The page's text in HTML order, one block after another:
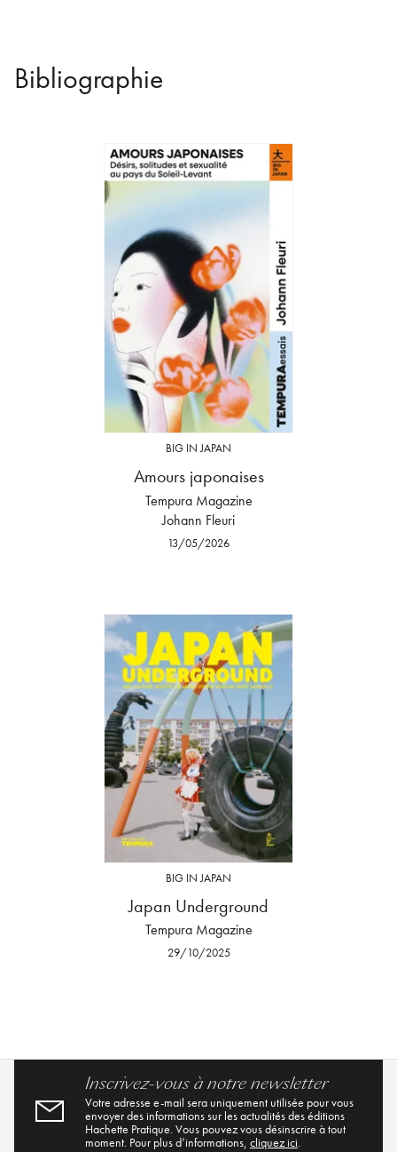
Bibliographie
BIG IN JAPAN
Amours japonaises
Tempura Magazine
Johann Fleuri
13/05/2026
BIG IN JAPAN
Japan Underground
Tempura Magazine
29/10/2025
Inscrivez-vous à notre newsletter
Votre adresse e-mail sera uniquement utilisée pour vous
envoyer des informations sur les actualités des éditions
Hachette Pratique. Vous pouvez vous désinscrire à tout
moment. Pour plus d’informations, cliquez ici.